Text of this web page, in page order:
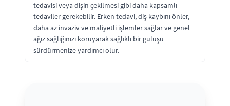
tedavisi veya dişin çekilmesi gibi daha kapsamlı
tedaviler gerekebilir. Erken tedavi, diş kaybını önler,
daha az invaziv ve maliyetli işlemler sağlar ve genel
ağız sağlığınızı koruyarak sağlıklı bir gülüşü
sürdürmenize yardımcı olur.